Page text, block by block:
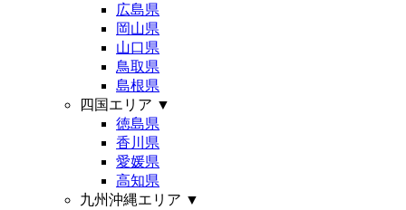
広島県
岡山県
山口県
鳥取県
島根県
四国エリア ▼
徳島県
香川県
愛媛県
高知県
九州沖縄エリア ▼